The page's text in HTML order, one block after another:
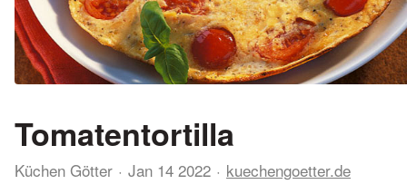
Tomatentortilla
Küchen Götter Jan 14 2022 kuechengoetter.de